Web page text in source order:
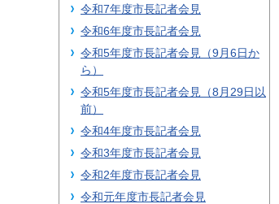
令和7年度市長記者会見
令和6年度市長記者会見
令和5年度市長記者会見（9月6日か
ら）
令和5年度市長記者会見（8月29日以
前）
令和4年度市長記者会見
令和3年度市長記者会見
令和2年度市長記者会見
令和元年度市長記者会見